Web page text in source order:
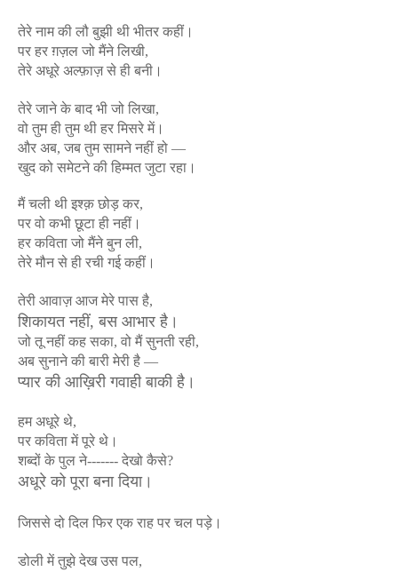
तेरे नाम की लौ बुझी थी भीतर कहीं।
पर हर ग़ज़ल जो मैंने लिखी,
तेरे अधूरे अल्फ़ाज़ से ही बनी।
तेरे जाने के बाद भी जो लिखा,
वो तुम ही तुम थी हर मिसरे में।
और अब, जब तुम सामने नहीं हो —
खुद को समेटने की हिम्मत जुटा रहा।
मैं चली थी इश्क़ छोड़ कर,
पर वो कभी छूटा ही नहीं।
हर कविता जो मैंने बुन ली,
तेरे मौन से ही रची गई कहीं।
तेरी आवाज़ आज मेरे पास है,
शिकायत नहीं, बस आभार है।
जो तू नहीं कह सका, वो मैं सुनती रही,
अब सुनाने की बारी मेरी है —
प्यार की आख़िरी गवाही बाकी है।
हम अधूरे थे,
पर कविता में पूरे थे।
शब्दों के पुल ने------- देखो कैसे?
अधूरे को पूरा बना दिया।
जिससे दो दिल फिर एक राह पर चल पड़े।
डोली में तुझे देख उस पल,